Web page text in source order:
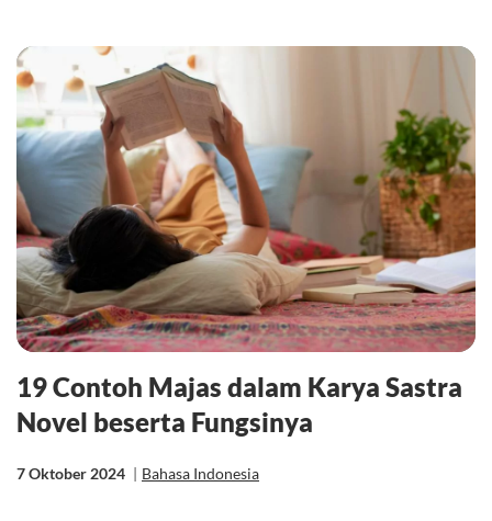
19 Contoh Majas dalam Karya Sastra
Novel beserta Fungsinya
7 Oktober 2024 | Bahasa Indonesia